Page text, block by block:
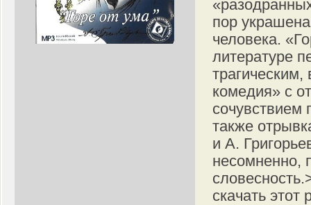
пор
человека.
литературе
комедия» с
также
и А.
несомненно,
скачать